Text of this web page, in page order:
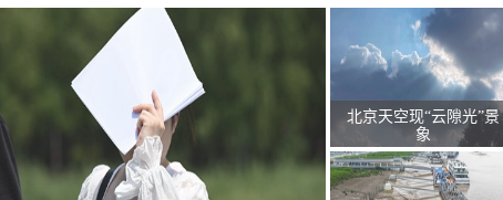
北京天空现“云隙光”景
象